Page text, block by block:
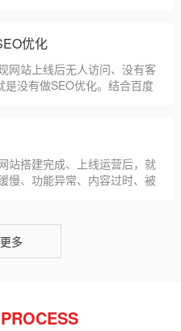
助企业避开误区、正确使
优化
网站上线后无人访问、没有客
是没有做SEO优化。结合百度
地精准流量，实现被动获
站搭建完成、上线运营后，就
慢、功能异常、内容过时、被
合我们的建站套餐（所有套餐
多
PROCESS